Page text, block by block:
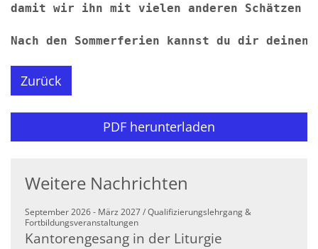
damit wir ihn mit vielen anderen Schätzen
Nach den Sommerferien kannst du dir
Zurück
PDF herunterladen
Weitere Nachrichten
September 2026 - März 2027 / Qualifizierungslehrgang &
Fortbildungsveranstaltungen:
Kantorengesang in der Liturgie